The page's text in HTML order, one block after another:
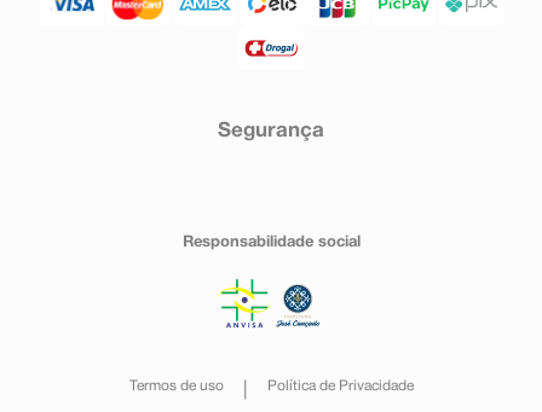
Segurança
Responsabilidade social
Termos de uso Política de Privacidade